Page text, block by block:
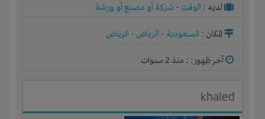
لديـه : الوقت - شركة أو مصنع أو ورشة
المكان : السعودية - الرياض - الرياض
آخر ظهور: : منذ 2 سنوات
khaled